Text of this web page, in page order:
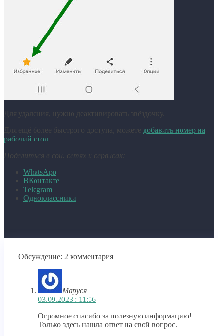
Для удаления, нужно деактивировать звёздочку.
Для ещё более быстрого доступа, можете добавить номер на
рабочий стол
Поделиться в соц. сетях и сервисах:
WhatsApp
ВКонтакте
Telegram
Одноклассники
Обсуждение: 2 комментария
Маруся
03.09.2023 : 11:56
Огромное спасибо за полезную информацию!
Только здесь нашла ответ на свой вопрос.